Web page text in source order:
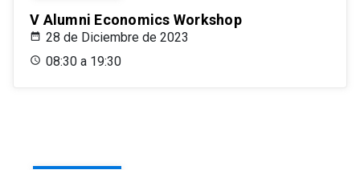
V Alumni Economics Workshop
28 de Diciembre de 2023
08:30 a 19:30